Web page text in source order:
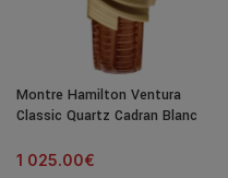
Montre Hamilton Ventura
Classic Quartz Cadran Blanc
1 025.00€